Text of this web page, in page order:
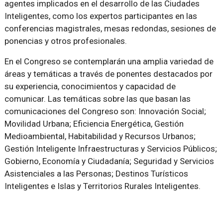
agentes implicados en el desarrollo de las Ciudades
Inteligentes, como los expertos participantes en las
conferencias magistrales, mesas redondas, sesiones de
ponencias y otros profesionales.
En el Congreso se contemplarán una amplia variedad de
áreas y temáticas a través de ponentes destacados por
su experiencia, conocimientos y capacidad de
comunicar. Las temáticas sobre las que basan las
comunicaciones del Congreso son: Innovación Social;
Movilidad Urbana; Eficiencia Energética, Gestión
Medioambiental, Habitabilidad y Recursos Urbanos;
Gestión Inteligente Infraestructuras y Servicios Públicos;
Gobierno, Economía y Ciudadanía; Seguridad y Servicios
Asistenciales a las Personas; Destinos Turísticos
Inteligentes e Islas y Territorios Rurales Inteligentes.